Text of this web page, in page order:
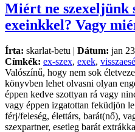
Miért ne szexeljünk
exeinkkel? Vagy
Írta: skarlat-betu | Dátum: jan
Címkék: ex-szex, exek,
Valószínű, hogy nem sok
könyvben lehet olvasni olyan
éppen kedve szottyan rá vagy
vagy éppen izgatottan feküdjön
férj/feleség, élettárs, barát(nő),
szexpartner, esetleg barát